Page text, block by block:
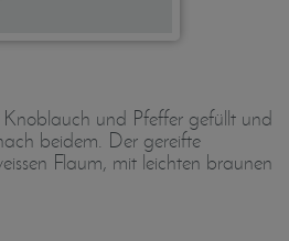
Knoblauch und Pfeffer gefüllt und
beidem. Der gereifte
Flaum, mit leichten braunen